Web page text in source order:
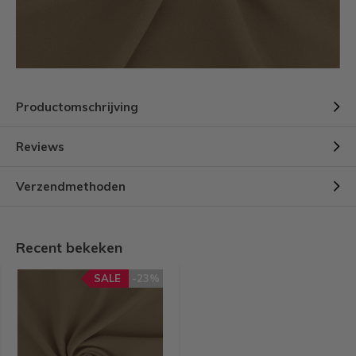
Productomschrijving
Reviews
Verzendmethoden
Recent bekeken
-23%
SALE